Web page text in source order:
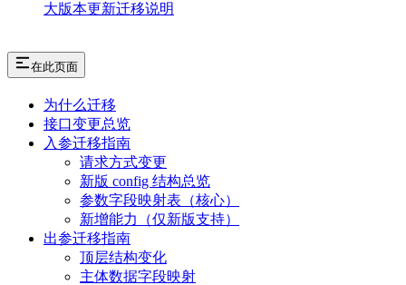
大版本更新迁移说明
在此页面
为什么迁移
接口变更总览
入参迁移指南
请求方式变更
新版 config 结构总览
参数字段映射表（核心）
新增能力（仅新版支持）
出参迁移指南
顶层结构变化
主体数据字段映射